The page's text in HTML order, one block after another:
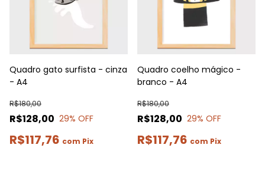
Quadro gato surfista - cinza
- A4
R$128,00
R$180,00
29% OFF
R$117,76 com Pix
Quadro coelho mágico -
branco - A4
R$128,00
R$180,00
29% OFF
R$117,76 com Pix